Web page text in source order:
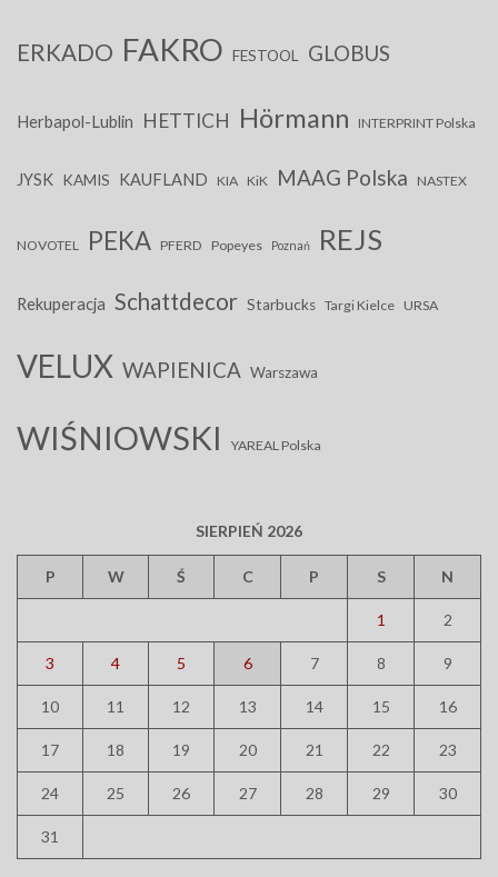
ERKADO FAKRO FESTOOL GLOBUS
Herbapol-Lublin HETTICH Hörmann INTERPRINT Polska
JYSK KAMIS KAUFLAND KIA KiK MAAG Polska NASTEX
NOVOTEL PEKA PFERD Popeyes Poznań REJS
Rekuperacja Schattdecor Starbucks Targi Kielce URSA
VELUX WAPIENICA Warszawa
WIŚNIOWSKI YAREAL Polska
SIERPIEŃ 2026
P W Ś C P S N
1 2
3 4 5 6 7 8 9
10 11 12 13 14 15 16
17 18 19 20 21 22 23
24 25 26 27 28 29 30
31